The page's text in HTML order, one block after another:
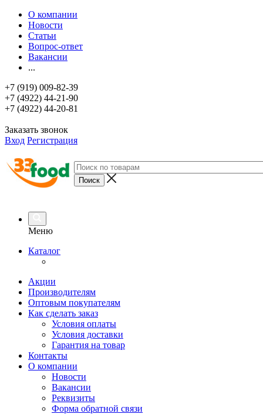
О компании
Новости
Статьи
Вопрос-ответ
Вакансии
...
+7 (919) 009-82-39
+7 (4922) 44-21-90
+7 (4922) 44-20-81
Заказать звонок
Вход Регистрация
Меню
Каталог
Акции
Производителям
Оптовым покупателям
Как сделать заказ
Условия оплаты
Условия доставки
Гарантия на товар
Контакты
О компании
Новости
Вакансии
Реквизиты
Форма обратной связи